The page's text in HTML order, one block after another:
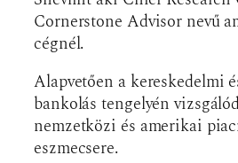
Cornerstone Advisor nevű
cégnél.
Alapvetően a kereskedelmi
bankolás tengelyén
nemzetközi és amerikai
eszmecsere.